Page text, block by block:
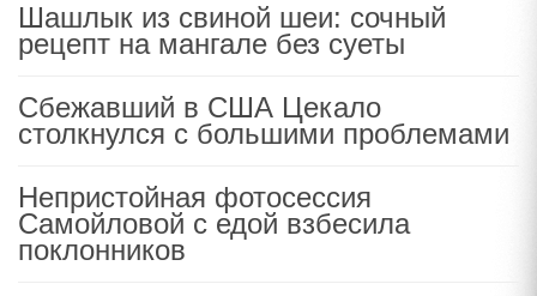
Шашлык из свиной шеи: сочный
рецепт на мангале без суеты
Сбежавший в США Цекало
столкнулся с большими проблемами
Непристойная фотосессия
Самойловой с едой взбесила
поклонников